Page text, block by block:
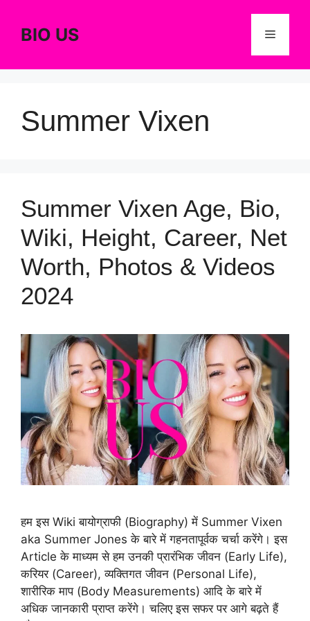
contentBIO US Menu
Summer Vixen
Summer Vixen Age, Bio,
Wiki, Height, Career, Net
Worth, Photos & Videos
2024
हम इस Wiki बायोग्राफी (Biography) में Summer Vixen
aka Summer Jones के बारे में गहनतापूर्वक चर्चा करेंगे। इस
Article के माध्यम से हम उनकी प्रारंभिक जीवन (Early Life),
करियर (Career), व्यक्तिगत जीवन (Personal Life),
शारीरिक माप (Body Measurements) आदि के बारे में
अधिक जानकारी प्राप्त करेंगे। चलिए इस सफर पर आगे बढ़ते हैं